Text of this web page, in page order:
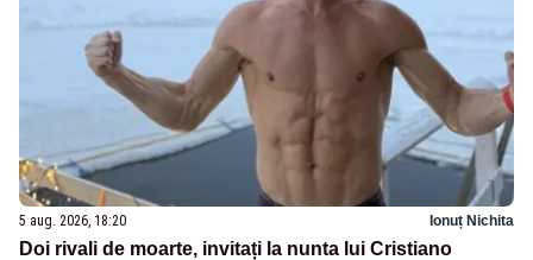
5 aug. 2026, 18:20 Ionuț Nichita
Doi rivali de moarte, invitați la nunta lui Cristiano